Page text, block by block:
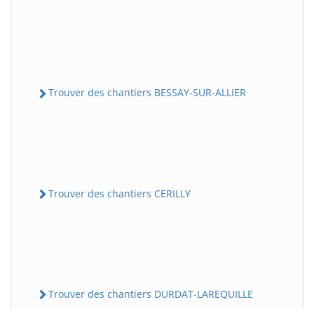
Trouver des chantiers BESSAY-SUR-ALLIER
Trouver des chantiers CERILLY
Trouver des chantiers DURDAT-LAREQUILLE